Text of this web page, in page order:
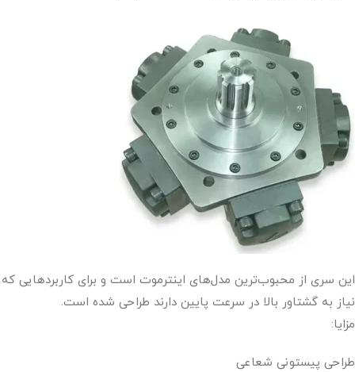
این سری از محبوب‌ترین مدل‌های اینترموت است و برای کاربردهایی که
نیاز به گشتاور بالا در سرعت پایین دارند طراحی شده است.
مزایا:
طراحی پیستونی شعاعی